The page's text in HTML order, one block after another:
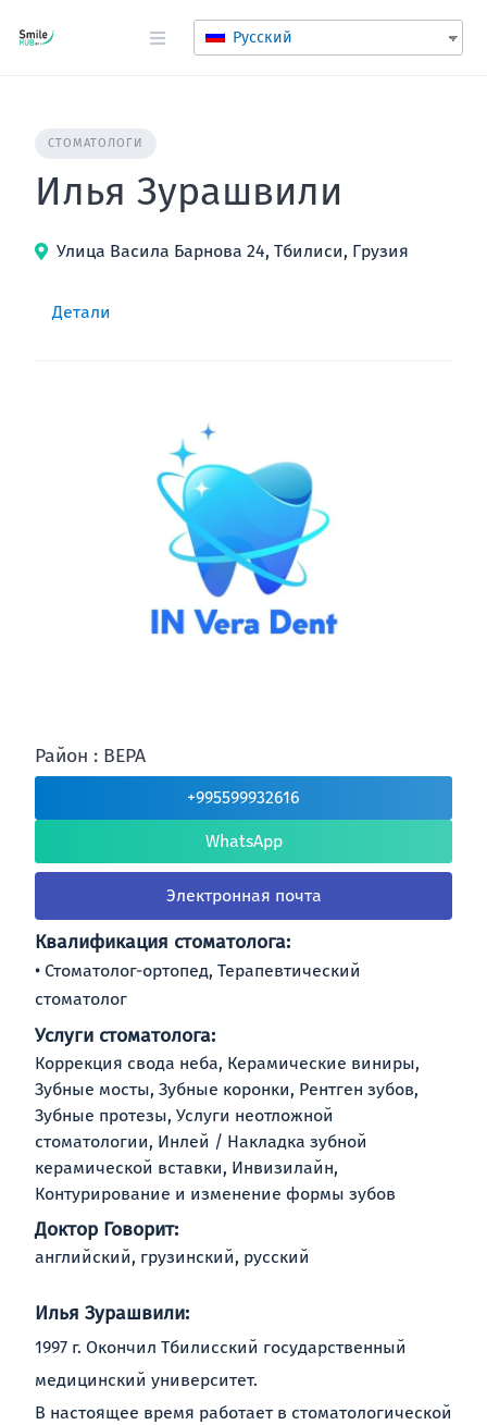
Русский
СТОМАТОЛОГИ
Илья Зурашвили
Улица Васила Барнова 24, Тбилиси, Грузия
Детали
Район : ВЕРА
+995599932616
WhatsApp
Электронная почта
Квалификация стоматолога:
Стоматолог-ортопед, Терапевтический
стоматолог
Услуги стоматолога:
Коррекция свода неба, Керамические виниры,
Зубные мосты, Зубные коронки, Рентген зубов,
Зубные протезы, Услуги неотложной
стоматологии, Инлей / Накладка зубной
керамической вставки, Инвизилайн,
Контурирование и изменение формы зубов
Доктор Говорит:
английский, грузинский, русский
Илья Зурашвили:
1997 г. Окончил Тбилисский государственный
медицинский университет.
В настоящее время работает в стоматологической